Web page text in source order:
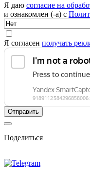
Я даю согласие на
и ознакомлен (-а) с
Я согласен получать
Поделиться